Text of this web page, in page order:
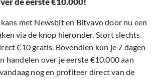
met Newsbit en Bitvavo door nu een
via de knop hieronder. Stort slechts
€10 gratis. Bovendien kun je 7 dagen
handelen over je eerste €10.000 aan
nog en profiteer direct van de